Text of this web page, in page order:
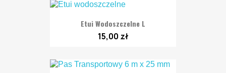
Etui Wodoszczelne L
15,00 zł